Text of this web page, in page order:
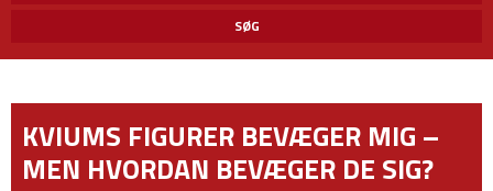
SØG
KVIUMS FIGURER BEVÆGER MIG –
MEN HVORDAN BEVÆGER DE SIG?